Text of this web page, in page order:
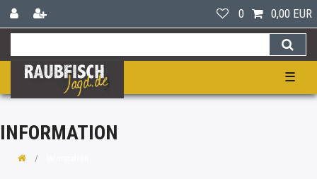
0 0,00 EUR
☰
INFORMATION